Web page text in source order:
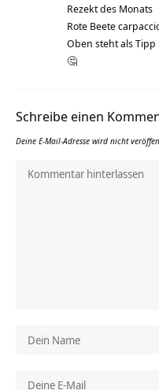
Rezekt des Monats
Rote Beete
Oben steht als Tipp
🤔
Schreibe einen
Deine E-Mail-Adresse wird nicht